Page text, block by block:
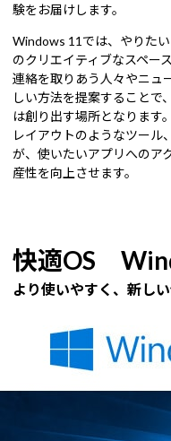
験をお届けします。
Windows 11では、やりた
のクリエイティブなスペー
連絡を取りあう人々やニュ
しい方法を提案することで
は創り出す場所となります
レイアウトのようなツール
が、使いたいアプリへのア
産性を向上させます。
快適OS
より使いやすく、新しい